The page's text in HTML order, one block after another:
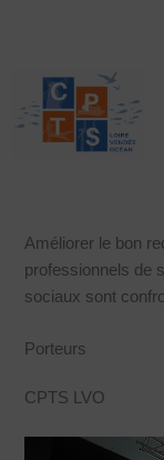
Maltraitance
Améliorer le bon
professionnels de
sociaux sont
Porteurs
CPTS LVO